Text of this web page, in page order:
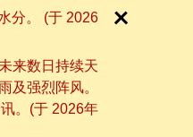
分。 (于 2026
来数日持续天
及强烈阵风。
。(于 2026年